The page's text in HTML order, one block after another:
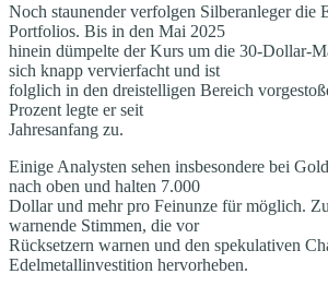
Noch staunender verfolgen Silberanleger die
Portfolios. Bis in den Mai 2025
hinein dümpelte der Kurs um die 30-Dollar-
sich knapp vervierfacht und ist
folglich in den dreistelligen Bereich
Prozent legte er seit
Jahresanfang zu.
Einige Analysten sehen insbesondere bei
nach oben und halten 7.000
Dollar und mehr pro Feinunze für möglich.
warnende Stimmen, die vor
Rücksetzern warnen und den spekulativen
Edelmetallinvestition hervorheben.